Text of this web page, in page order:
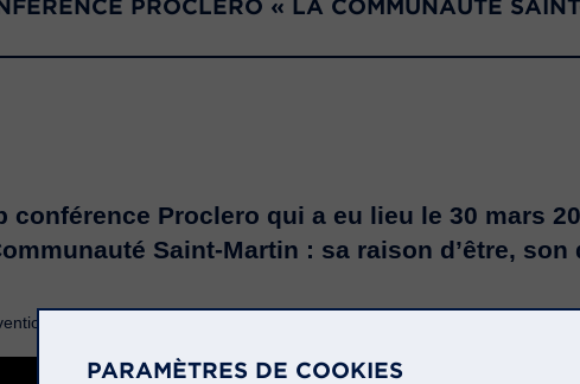
PROCLERO « LA COMMUNAUTÉ
conférence Proclero qui a eu lieu le 30 mars
Saint-Martin : sa raison d’être,
en vidéo :
PARAMÈTRES DE COOKIES